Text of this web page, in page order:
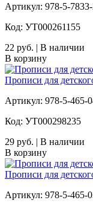
Артикул: 978-5-
Код: УТ000261155
22 руб. | В наличии
В корзину
Прописи для
Артикул: 978-5-465-
Код: УТ000298235
29 руб. | В наличии
В корзину
Прописи для
Артикул: 978-5-465-